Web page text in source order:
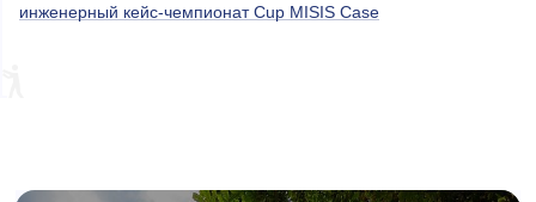
инженерный кейс-чемпионат Cup MISIS Case